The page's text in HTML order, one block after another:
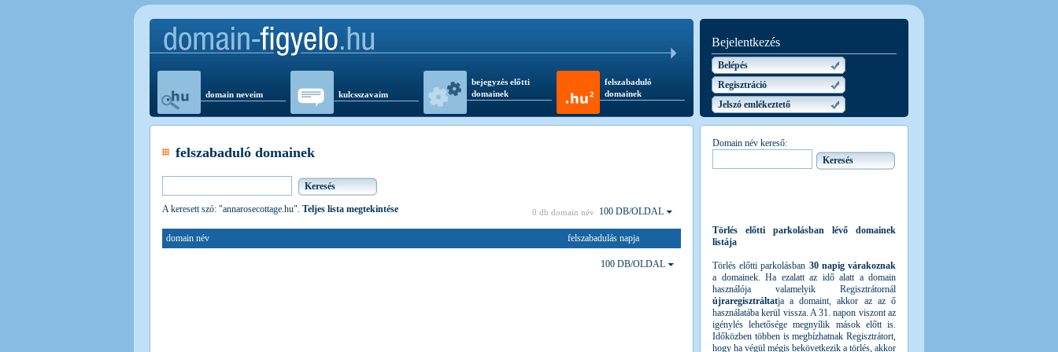
domain neveim kulcsszavaim
bejegyzés előtti
domainek
felszabaduló
domainek
Bejelentkezés
Belépés
Regisztráció
Jelszó emlékeztető
felszabaduló domainek
A keresett szó: "annarosecottage.hu". Teljes lista megtekintése 0 db domain név 100 DB/OLDAL
domain név felszabadulás napja
100 DB/OLDAL
Domain név kereső:
Törlés előtti parkolásban lévő domainek
listája
Törlés előtti parkolásban 30 napig várakoznak
a domainek. Ha ezalatt az idő alatt a domain
használója valamelyik Regisztrátornál
újraregisztráltatja a domaint, akkor az az ő
használatába kerül vissza. A 31. napon viszont az
igénylés lehetősége megnyílik mások előtt is.
Időközben többen is megbízhatnak Regisztrátort,
hogy ha végül mégis bekövetkezik a törlés, akkor